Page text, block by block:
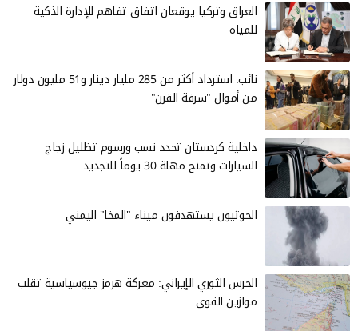
العراق وتركيا يوقعان اتفاق تفاهم للإدارة الذكية
للمياه
نائب: استرداد أكثر من 285 مليار دينار و51 مليون دولار
من أموال "سرقة القرن"
داخلية كردستان تحدد نسب ورسوم تظليل زجاج
السيارات وتمنح مهلة 30 يوماً للتجديد
الحوثيون يستهدفون ميناء "المخا" اليمني
الحرس الثوري الإيراني: معركة هرمز جيوسياسية تقلب
موازين القوى